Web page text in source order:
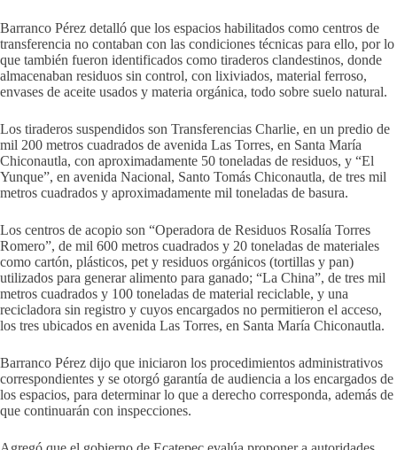
Barranco Pérez detalló que los espacios habilitados como centros de
transferencia no contaban con las condiciones técnicas para ello, por lo
que también fueron identificados como tiraderos clandestinos, donde
almacenaban residuos sin control, con lixiviados, material ferroso,
envases de aceite usados y materia orgánica, todo sobre suelo natural.
Los tiraderos suspendidos son Transferencias Charlie, en un predio de
mil 200 metros cuadrados de avenida Las Torres, en Santa María
Chiconautla, con aproximadamente 50 toneladas de residuos, y “El
Yunque”, en avenida Nacional, Santo Tomás Chiconautla, de tres mil
metros cuadrados y aproximadamente mil toneladas de basura.
Los centros de acopio son “Operadora de Residuos Rosalía Torres
Romero”, de mil 600 metros cuadrados y 20 toneladas de materiales
como cartón, plásticos, pet y residuos orgánicos (tortillas y pan)
utilizados para generar alimento para ganado; “La China”, de tres mil
metros cuadrados y 100 toneladas de material reciclable, y una
recicladora sin registro y cuyos encargados no permitieron el acceso,
los tres ubicados en avenida Las Torres, en Santa María Chiconautla.
Barranco Pérez dijo que iniciaron los procedimientos administrativos
correspondientes y se otorgó garantía de audiencia a los encargados de
los espacios, para determinar lo que a derecho corresponda, además de
que continuarán con inspecciones.